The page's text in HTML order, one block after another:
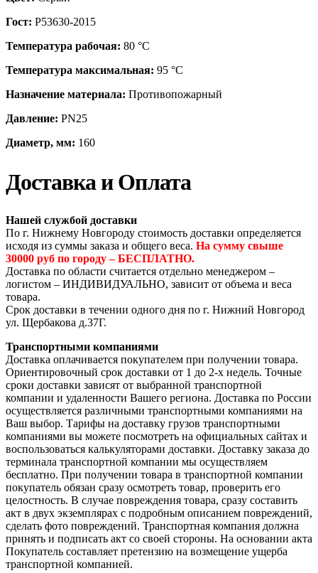
Гост: Р53630-2015
Температура рабочая: 80 °С
Температура максимальная: 95 °С
Назначение материала: Противопожарный
Давление: PN25
Диаметр, мм: 160
Доставка и Оплата
Нашей службой доставки
По г. Нижнему Новгороду стоимость доставки определяется
исходя из суммы заказа и общего веса. На сумму свыше
30000 руб по городу – БЕСПЛАТНО.
Доставка по области считается отдельно менеджером –
логистом – ИНДИВИДУАЛЬНО, зависит от объема и веса
товара.
Срок доставки в течении одного дня по г. Нижний Новгород
ул. Щербакова д.37Г.
Транспортными компаниями
Доставка оплачивается покупателем при получении товара.
Ориентировочный срок доставки от 1 до 2-х недель. Точные
сроки доставки зависят от выбранной транспортной
компании и удаленности Вашего региона. Доставка по России
осуществляется различными транспортными компаниями на
Ваш выбор. Тарифы на доставку грузов транспортными
компаниями вы можете посмотреть на официальных сайтах и
воспользоваться калькуляторами доставки. Доставку заказа до
терминала транспортной компании мы осуществляем
бесплатно. При получении товара в транспортной компании
покупатель обязан сразу осмотреть товар, проверить его
целостность. В случае повреждения товара, сразу составить
акт в двух экземплярах с подробным описанием повреждений,
сделать фото повреждений. Транспортная компания должна
принять и подписать акт со своей стороны. На основании акта
Покупатель составляет претензию на возмещение ущерба
транспортной компанией.